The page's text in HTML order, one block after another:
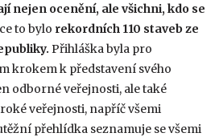
nejen ocenění, ale všichni, kdo se
to bylo rekordních 110 stavebze
Přihláška byla pro
krokem k představení svého
odborné veřejnosti, ale také
veřejnosti, napříč všemi
přehlídka seznamuje se všemi